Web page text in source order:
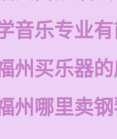
音乐专业
州买乐器
州哪里卖